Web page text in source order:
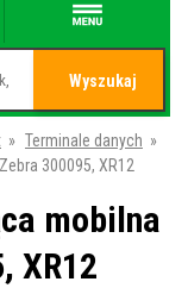
Wyszukaj
» Terminale danych »
300095, XR12
mobilna
XR12